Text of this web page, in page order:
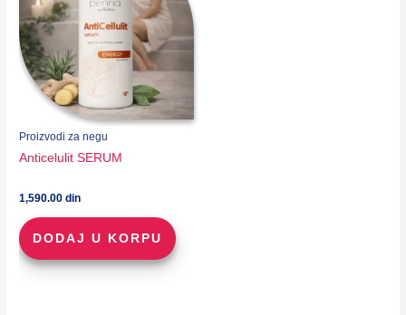
Proizvodi za negu
Anticelulit SERUM
1,590.00din
DODAJ U KORPU